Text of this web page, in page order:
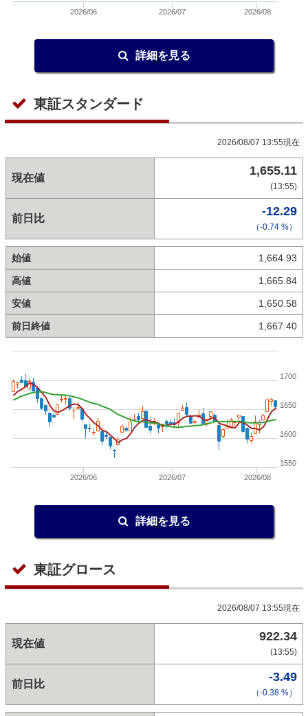
2026/06 2026/07 2026/08
詳細を見る
東証スタンダード
2026/08/07 13:55現在
現在値
1,655.11
(13:55)
前日比
-12.29
（-0.74 %）
始値 1,664.93
高値 1,665.84
安値 1,650.58
前日終値 1,667.40
2026/06 2026/07 2026/08
1550
1600
1650
1700
詳細を見る
東証グロース
2026/08/07 13:55現在
現在値
922.34
(13:55)
前日比
-3.49
（-0.38 %）